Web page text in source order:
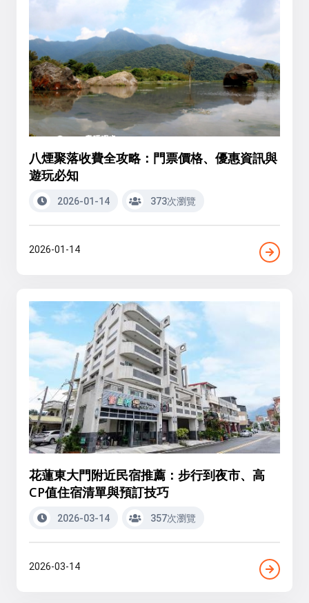
八煙聚落收費全攻略：門票價格、優惠資訊與
遊玩必知
2026-01-14 373次瀏覽
2026-01-14
花蓮東大門附近民宿推薦：步行到夜市、高
CP值住宿清單與預訂技巧
2026-03-14 357次瀏覽
2026-03-14